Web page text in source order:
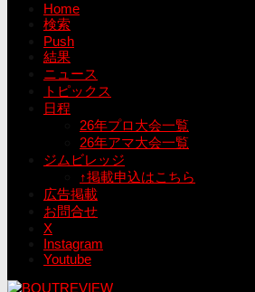
Home
検索
Push
結果
ニュース
トピックス
日程
26年プロ大会一覧
26年アマ大会一覧
ジムビレッジ
↑掲載申込はこちら
広告掲載
お問合せ
X
Instagram
Youtube